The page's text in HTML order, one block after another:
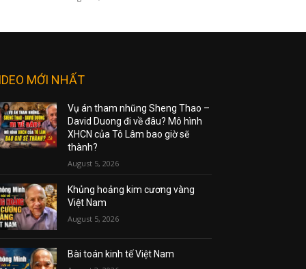
MỚI NHẤT
Vụ án tham nhũng Sheng Thao –
David Duong đi về đâu? Mô hình
XHCN của Tô Lâm bao giờ sẽ
thành?
August 5, 2026
Khủng hoảng kim cương vàng
Việt Nam
August 5, 2026
Bài toán kinh tế Việt Nam